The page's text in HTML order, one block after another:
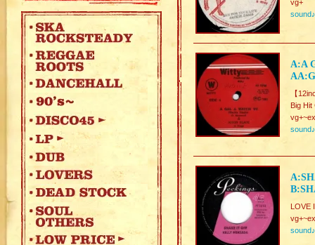
vg+
sound♪
A:A
【
Big Hit
sound♪
LOVE
sound♪